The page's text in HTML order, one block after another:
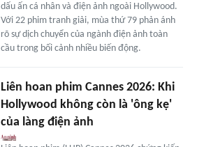
dấu ấn cá nhân và điện ảnh ngoài Hollywood.
Với 22 phim tranh giải, mùa thứ 79 phản ánh
rõ sự dịch chuyển của ngành điện ảnh toàn
cầu trong bối cảnh nhiều biến động.
Liên hoan phim Cannes 2026: Khi
Hollywood không còn là 'ông kẹ'
của làng điện ảnh